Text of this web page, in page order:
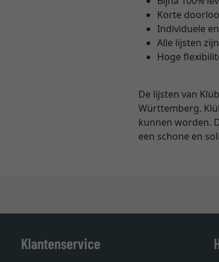
Korte
Individuele
Alle lijsten
Hoge
De lijsten van
Württemberg.
kunnen worden.
een schone en
Klantenservice